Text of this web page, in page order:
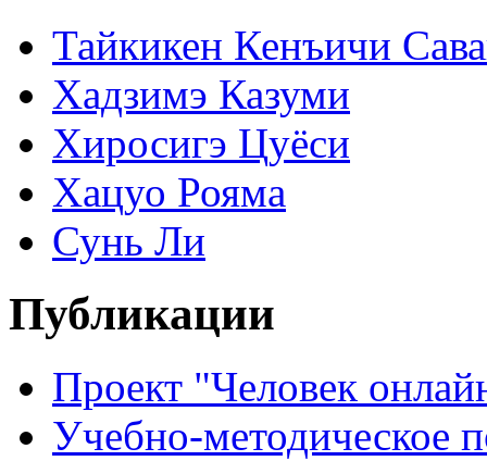
Тайкикен Кенъичи
Хадзимэ Казуми
Хиросигэ Цуёси
Хацуо Рояма
Сунь Ли
Публикации
Проект "Человек
Учебно-методическое